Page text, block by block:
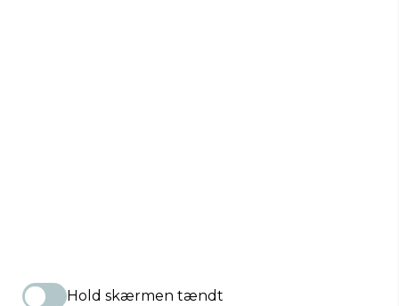
Hold skærmen tændt